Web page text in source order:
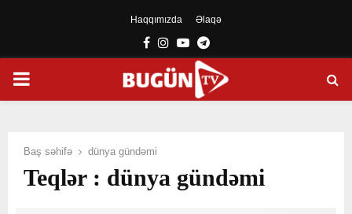
Haqqımızda Əlaqə
Facebook
Instagram
YoutubeTelegram
PRIMARY
Baş səhifə dünya gündəmi
Teqlər : dünya gündəmi